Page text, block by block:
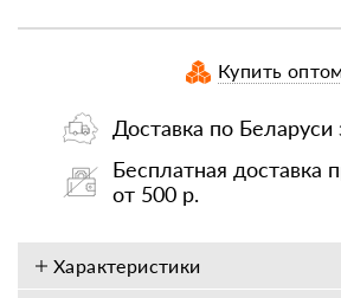
Купить
Доставка по Беларуси
Бесплатная доставка
от 500 р.
Характеристики